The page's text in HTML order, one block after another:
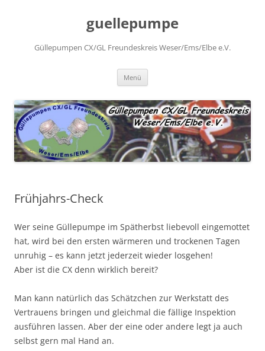
guellepumpe
Güllepumpen CX/GL Freundeskreis Weser/Ems/Elbe e.V.
Menü
Frühjahrs-Check
Wer seine Güllepumpe im Spätherbst liebevoll eingemottet
hat, wird bei den ersten wärmeren und trockenen Tagen
unruhig – es kann jetzt jederzeit wieder losgehen!
Aber ist die CX denn wirklich bereit?
Man kann natürlich das Schätzchen zur Werkstatt des
Vertrauens bringen und gleichmal die fällige Inspektion
ausführen lassen. Aber der eine oder andere legt ja auch
selbst gern mal Hand an.